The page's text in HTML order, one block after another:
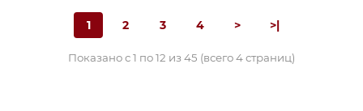
1 2 3 4 > >|
Показано с 1 по 12 из 45 (всего 4 страниц)